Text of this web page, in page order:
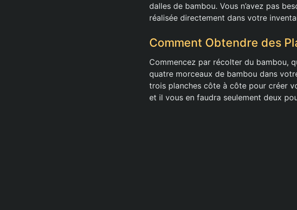
dalles de bambou. Vous n’avez pas
réalisée directement dans votre
Comment Obtendre des
Commencez par récolter du bambou,
quatre morceaux de bambou dans
trois planches côte à côte pour créer
et il vous en faudra seulement deux